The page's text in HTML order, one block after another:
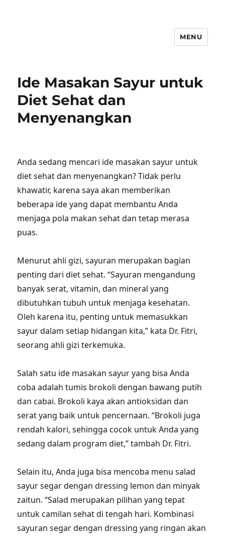
MENU
Ide Masakan Sayur untuk
Diet Sehat dan
Menyenangkan
Anda sedang mencari ide masakan sayur untuk
diet sehat dan menyenangkan? Tidak perlu
khawatir, karena saya akan memberikan
beberapa ide yang dapat membantu Anda
menjaga pola makan sehat dan tetap merasa
puas.
Menurut ahli gizi, sayuran merupakan bagian
penting dari diet sehat. “Sayuran mengandung
banyak serat, vitamin, dan mineral yang
dibutuhkan tubuh untuk menjaga kesehatan.
Oleh karena itu, penting untuk memasukkan
sayur dalam setiap hidangan kita,” kata Dr. Fitri,
seorang ahli gizi terkemuka.
Salah satu ide masakan sayur yang bisa Anda
coba adalah tumis brokoli dengan bawang putih
dan cabai. Brokoli kaya akan antioksidan dan
serat yang baik untuk pencernaan. “Brokoli juga
rendah kalori, sehingga cocok untuk Anda yang
sedang dalam program diet,” tambah Dr. Fitri.
Selain itu, Anda juga bisa mencoba menu salad
sayur segar dengan dressing lemon dan minyak
zaitun. “Salad merupakan pilihan yang tepat
untuk camilan sehat di tengah hari. Kombinasi
sayuran segar dengan dressing yang ringan akan